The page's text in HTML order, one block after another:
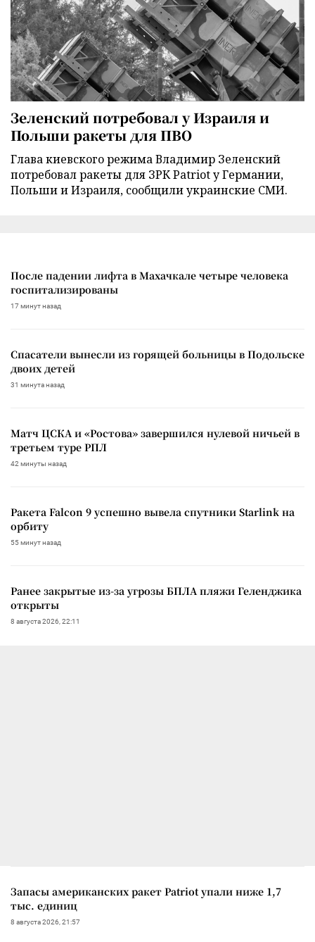
Зеленский потребовал у Израиля и
Польши ракеты для ПВО
Глава киевского режима Владимир Зеленский
потребовал ракеты для ЗРК Patriot у Германии,
Польши и Израиля, сообщили украинские СМИ.
После падении лифта в Махачкале четыре человека
госпитализированы
17 минут назад
Спасатели вынесли из горящей больницы в Подольске
двоих детей
31 минута назад
Матч ЦСКА и «Ростова» завершился нулевой ничьей в
третьем туре РПЛ
42 минуты назад
Ракета Falcon 9 успешно вывела спутники Starlink на
орбиту
55 минут назад
Ранее закрытые из-за угрозы БПЛА пляжи Геленджика
открыты
8 августа 2026, 22:11
Запасы американских ракет Patriot упали ниже 1,7
тыс. единиц
8 августа 2026, 21:57